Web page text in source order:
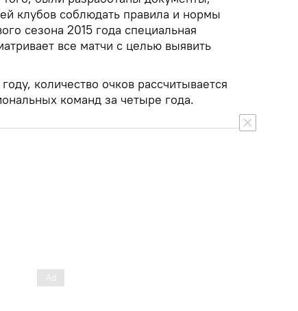
клубов соблюдать правила и нормы
сезона 2015 года специальная
все матчи с целью выявить
количество очков рассчитывается
команд за четыре года.